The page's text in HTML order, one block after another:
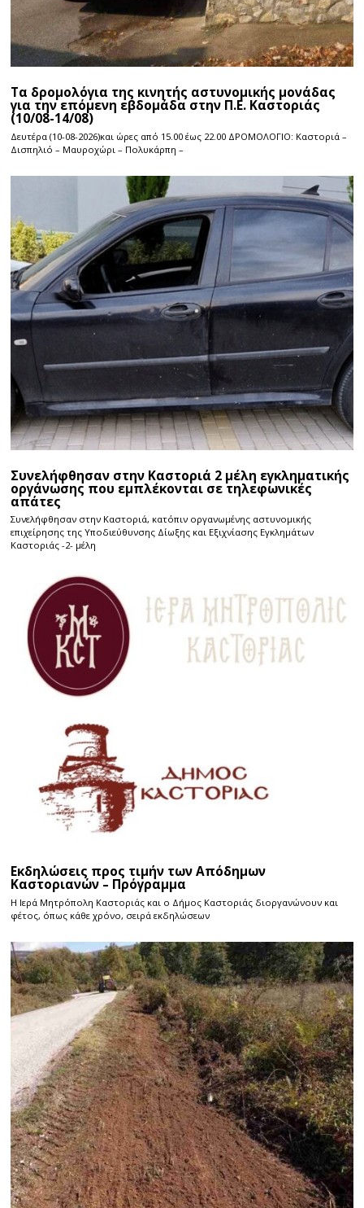
Τα δρομολόγια της κινητής αστυνομικής μονάδας
για την επόμενη εβδομάδα στην Π.Ε. Καστοριάς
(10/08-14/08)
Δευτέρα (10-08-2026)και ώρες από 15.00 έως 22.00 ΔΡΟΜΟΛΟΓΙΟ: Καστοριά –
Δισπηλιό – Μαυροχώρι – Πολυκάρπη –
Συνελήφθησαν στην Καστοριά 2 μέλη εγκληματικής
οργάνωσης που εμπλέκονται σε τηλεφωνικές
απάτες
Συνελήφθησαν στην Καστοριά, κατόπιν οργανωμένης αστυνομικής
επιχείρησης της Υποδιεύθυνσης Δίωξης και Εξιχνίασης Εγκλημάτων
Καστοριάς -2- μέλη
Εκδηλώσεις προς τιμήν των Απόδημων
Καστοριανών – Πρόγραμμα
Η Ιερά Μητρόπολη Καστοριάς και ο Δήμος Καστοριάς διοργανώνουν και
φέτος, όπως κάθε χρόνο, σειρά εκδηλώσεων